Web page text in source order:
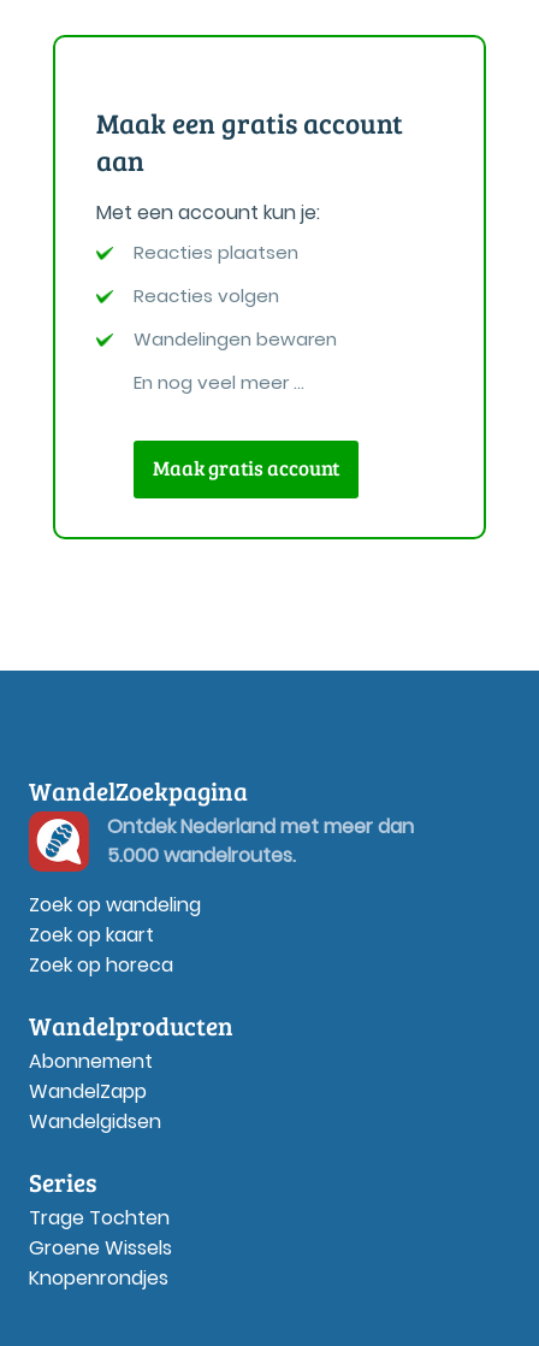
Maak een gratis account
aan
Met een account kun je:
Reacties plaatsen
Reacties volgen
Wandelingen bewaren
En nog veel meer ...
Maak gratis account
WandelZoekpagina
Ontdek Nederland met meer dan
5.000 wandelroutes.
Zoek op wandeling
Zoek op kaart
Zoek op horeca
Wandelproducten
Abonnement
WandelZapp
Wandelgidsen
Series
Trage Tochten
Groene Wissels
Knopenrondjes